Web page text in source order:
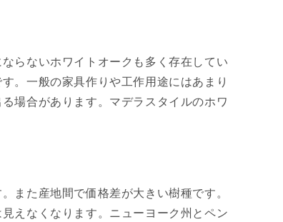
らないホワイトオークも多く存在してい
。一般の家具作りや工作用途にはあまり
場合があります。マデラスタイルのホワ
また産地間で価格差が大きい樹種です。
えなくなります。ニューヨーク州とペン